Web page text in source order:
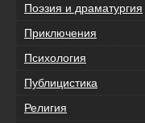
Поэзия и драматургия
Приключения
Психология
Публицистика
Религия